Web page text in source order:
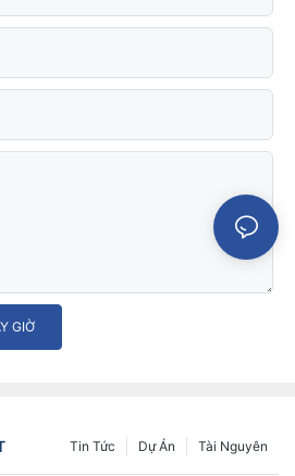
GIỜ
Tài Nguyên
Dự Án
Tin Tức